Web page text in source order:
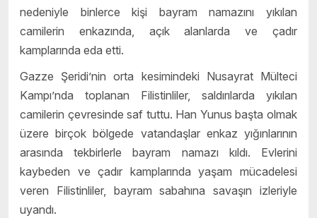
nedeniyle binlerce kişi bayram namazını yıkılan
camilerin enkazında, açık alanlarda ve çadır
kamplarında eda etti.
Gazze Şeridi’nin orta kesimindeki Nusayrat Mülteci
Kampı’nda toplanan Filistinliler, saldırılarda yıkılan
camilerin çevresinde saf tuttu. Han Yunus başta olmak
üzere birçok bölgede vatandaşlar enkaz yığınlarının
arasında tekbirlerle bayram namazı kıldı. Evlerini
kaybeden ve çadır kamplarında yaşam mücadelesi
veren Filistinliler, bayram sabahına savaşın izleriyle
uyandı.